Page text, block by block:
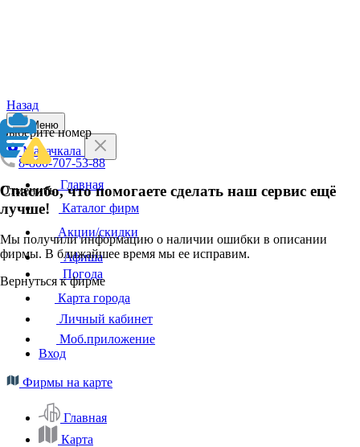
Назад
Выберите номер
8-800-707-53-88
Отменить
Спасибо, что помогаете сделать наш сервис ещё
лучше!
Мы получили информацию о наличии ошибки в описании
фирмы. В ближайшее время мы ее исправим.
Вернуться к фирме
Меню
Махачкала
Главная
Каталог фирм
Акции/скидки
Афиша
Погода
Карта города
Личный кабинет
Моб.приложение
Вход
Фирмы на карте
Главная
Карта